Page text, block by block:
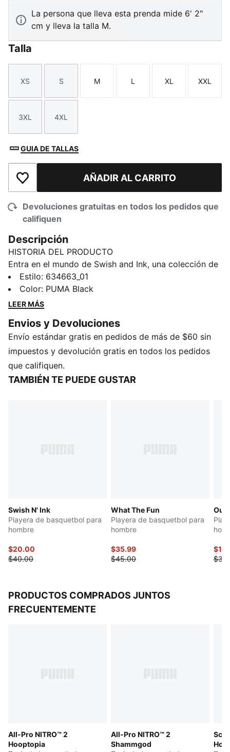
La persona que lleva esta prenda mide 6' 2"
cm y lleva la talla M.
Talla
Talla
XS
Talla
S
Talla
M
Talla
L
Talla
XL
Talla
XXL
Talla
3XL
Talla
4XL
GUIA DE TALLAS
Añadir a la lista de deseosAÑADIR AL CARRITO
Devoluciones gratuitas en todos los pedidos que
califiquen
Descripción
HISTORIA DEL PRODUCTO
Entra en el mundo de Swish and Ink, una colección de
basquetbol que fusiona estampados audaces
inspirados en tatuajes con un estilo listo para el juego.
Desde rosas y texto hasta motivos ilustrados, cada
y actitud en cada movimiento.
CARACTERÍSTICAS Y BENEFICIOS
Fabricada con al menos un 20 % de algodón
reciclado.
DETALLES
Estilo: 634663_01
Color: PUMA Black
LEER MÁS
Envios y Devoluciones
Envío estándar gratis en pedidos de más de $60 sin
impuestos y devolución gratis en todos los pedidos
que califiquen.
TAMBIÉN TE PUEDE GUSTAR
Swish N' Ink
Playera de basquetbol para
hombre
$20.00
$40.00
What The Fun
Playera de basquetbol para
hombre
$35.99
$45.00
Out
PRODUCTOS COMPRADOS JUNTOS
FRECUENTEMENTE
All-Pro NITRO™ 2
Hooptopia
All-Pro NITRO™ 2
Shammgod